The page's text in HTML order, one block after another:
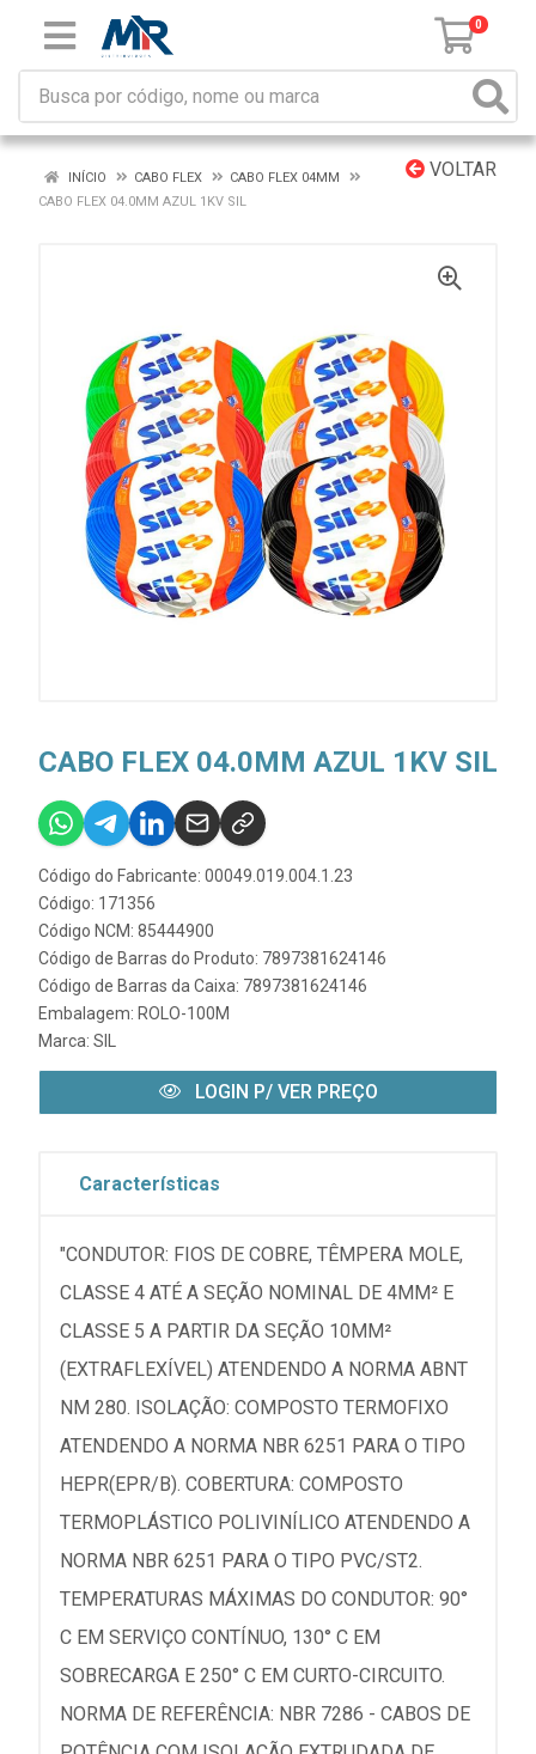
0
VOLTAR
INÍCIO CABO FLEX
CABO FLEX 04MM
CABO FLEX 04.0MM AZUL 1KV SIL
CABO FLEX 04.0MM AZUL 1KV SIL
Código do Fabricante: 00049.019.004.1.23
Código: 171356
Código NCM: 85444900
Código de Barras do Produto: 7897381624146
Código de Barras da Caixa: 7897381624146
Embalagem: ROLO-100M
Marca: SIL
LOGIN P/ VER PREÇO
Características
"CONDUTOR: FIOS DE COBRE, TÊMPERA MOLE,
CLASSE 4 ATÉ A SEÇÃO NOMINAL DE 4MM² E
CLASSE 5 A PARTIR DA SEÇÃO 10MM²
(EXTRAFLEXÍVEL) ATENDENDO A NORMA ABNT
NM 280. ISOLAÇÃO: COMPOSTO TERMOFIXO
ATENDENDO A NORMA NBR 6251 PARA O TIPO
HEPR(EPR/B). COBERTURA: COMPOSTO
TERMOPLÁSTICO POLIVINÍLICO ATENDENDO A
NORMA NBR 6251 PARA O TIPO PVC/ST2.
TEMPERATURAS MÁXIMAS DO CONDUTOR: 90°
C EM SERVIÇO CONTÍNUO, 130° C EM
SOBRECARGA E 250° C EM CURTO-CIRCUITO.
NORMA DE REFERÊNCIA: NBR 7286 - CABOS DE